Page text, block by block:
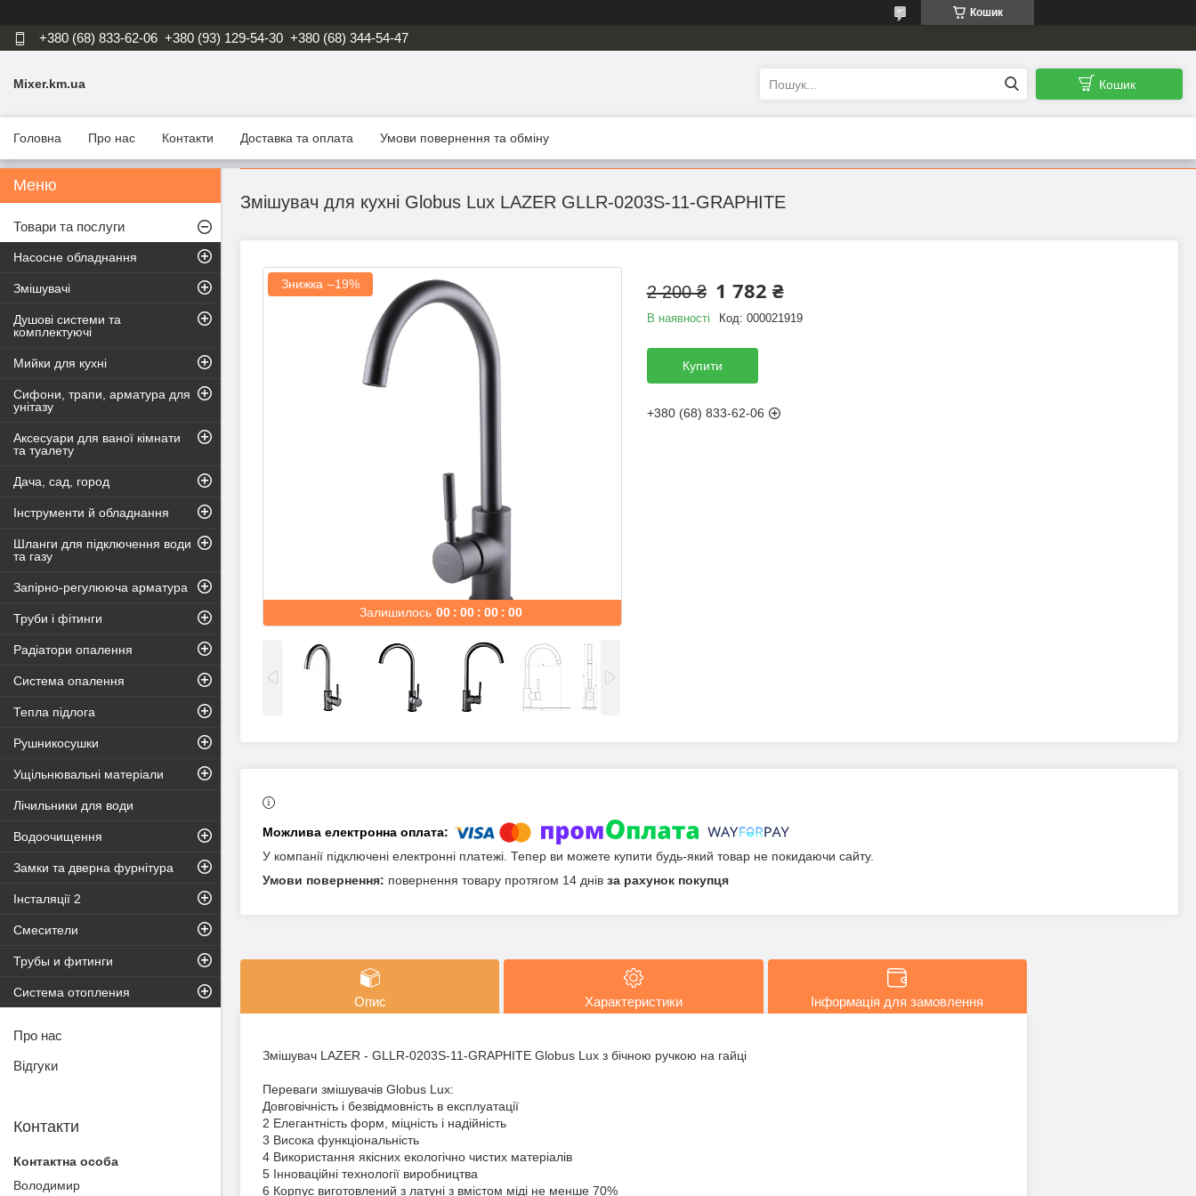
Кошик
+380 (68) 833-62-06 +380 (93) 129-54-30 +380 (68) 344-54-47
Mixer.km.ua Кошик
Головна Про нас Контакти Доставка та оплата Умови повернення та обміну
Змішувач для кухні Globus Lux LAZER GLLR-0203S-11-GRAPHITE
Залишилось 00 00 00 00
–19% 2 200 ₴ 1 782 ₴
В наявності Код: 000021919
Купити
+380 (68) 833-62-06
У компанії підключені електронні платежі. Тепер ви можете купити будь-який товар не покидаючи сайту.
повернення товару протягом 14 днів за рахунок покупця
Опис Характеристики Інформація для замовлення
Змішувач LAZER - GLLR-0203S-11-GRAPHITE Globus Lux з бічною ручкою на гайці
Переваги змішувачів Globus Lux:
Довговічність і безвідмовність в експлуатації
2 Елегантність форм, міцність і надійність
3 Висока функціональність
4 Використання якісних екологічно чистих матеріалів
5 Інноваційні технології виробництва
6 Корпус виготовлений з латуні з вмістом міді не менше 70%
Товари та послуги
Насосне обладнання
Змішувачі
Душові системи та
комплектуючі
Мийки для кухні
Сифони, трапи, арматура для
унітазу
Аксесуари для ваної кімнати
та туалету
Дача, сад, город
Інструменти й обладнання
Шланги для підключення води
та газу
Запірно-регулююча арматура
Труби і фітинги
Радіатори опалення
Система опалення
Тепла підлога
Рушникосушки
Ущільнювальні матеріали
Лічильники для води
Водоочищення
Замки та дверна фурнітура
Інсталяції 2
Смесители
Трубы и фитинги
Система отопления
Про нас
Відгуки
Контакти
Володимир